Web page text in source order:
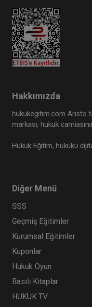
Hakkımızda
hukukegitim.com Aristo
markası, hukuk
Hukuk Eğitim, hukuku
Diğer Menü
SSS
Geçmiş Eğitimler
Kurumsal Eğitimler
Kuponlar
Hukuk Oyun
Basılı Kitaplar
HUKUK TV